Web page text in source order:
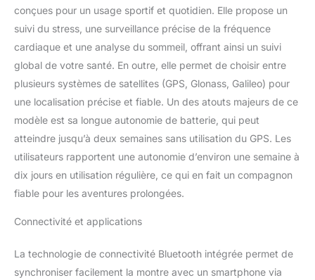
diffusez votre niveau de
stress et votre fréquence
cardiaque sur votre jeu
via STR3AMUP!, pour
une nouvelle expérience
en direct ! J'usqu'à 2
semaines d'autonomie :
profitez d'une autonomie
pouvant aller jusqu'à 80
heures en mode esports
et jusqu'à 14 jours en
mode montre connectée
: jouez plus longtemps,
rechargez moins
Notifications qui
s'affichent sur l'écran
conçues pour un usage sportif et quotidien. Elle propose un
suivi du stress, une surveillance précise de la fréquence
cardiaque et une analyse du sommeil, offrant ainsi un suivi
global de votre santé. En outre, elle permet de choisir entre
plusieurs systèmes de satellites (GPS, Glonass, Galileo) pour
une localisation précise et fiable. Un des atouts majeurs de ce
modèle est sa longue autonomie de batterie, qui peut
atteindre jusqu’à deux semaines sans utilisation du GPS. Les
utilisateurs rapportent une autonomie d’environ une semaine à
dix jours en utilisation régulière, ce qui en fait un compagnon
fiable pour les aventures prolongées.
Connectivité et applications
La technologie de connectivité Bluetooth intégrée permet de
synchroniser facilement la montre avec un smartphone via